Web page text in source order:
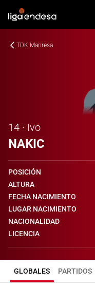
TDK Manresa
14 · Ivo
NAKIC
POSICIÓN
ALTURA
FECHA NACIMIENTO
LUGAR NACIMIENTO
NACIONALIDAD
LICENCIA
GLOBALES PARTIDOS